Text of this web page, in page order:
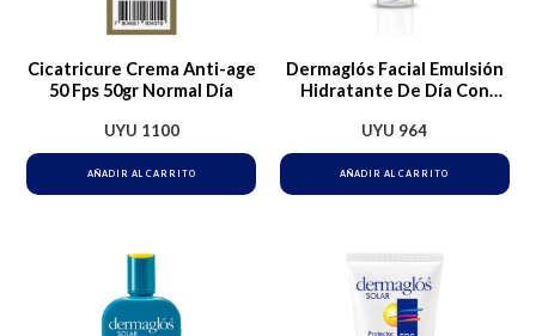
Cicatricure Crema Anti-age
50 Fps 50gr Normal Día
UYU 1100
AÑADIR AL CARRITO
Dermaglós Facial Emulsión
Hidratante De Día Con
Mixtas Sensibles Sensible
UYU 964
AÑADIR AL CARRITO